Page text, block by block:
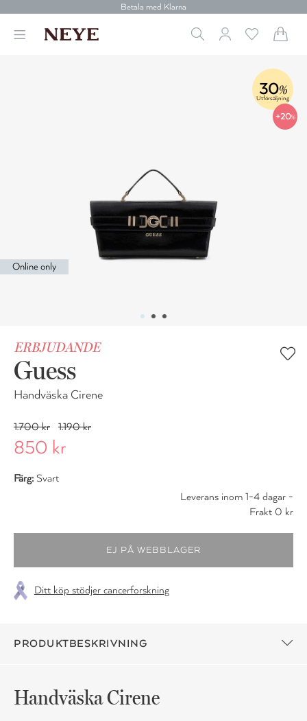
Betala med Klarna
Gratis frakt över 699 kr.
30%
Utförsäljning
+20%
Online only
ERBJUDANDE
Guess
Handväska Cirene
1.700 kr 1.190 kr
850 kr
Färg: Svart
Leverans inom 1-4 dagar -
Frakt 0 kr
Ditt köp stödjer cancerforskning
PRODUKTBESKRIVNING
Handväska Cirene